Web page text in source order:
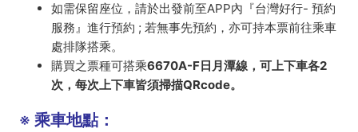
如需保留座位，請於出發前至APP內『台灣好行- 預約
服務』進行預約 ; 若無事先預約，亦可持本票前往乘車
處排隊搭乘。
購買之票種可搭乘6670A-F日月潭線 ，可上下車各2
次，每次上下車皆須掃描QRcode。
※ 乘車地點：